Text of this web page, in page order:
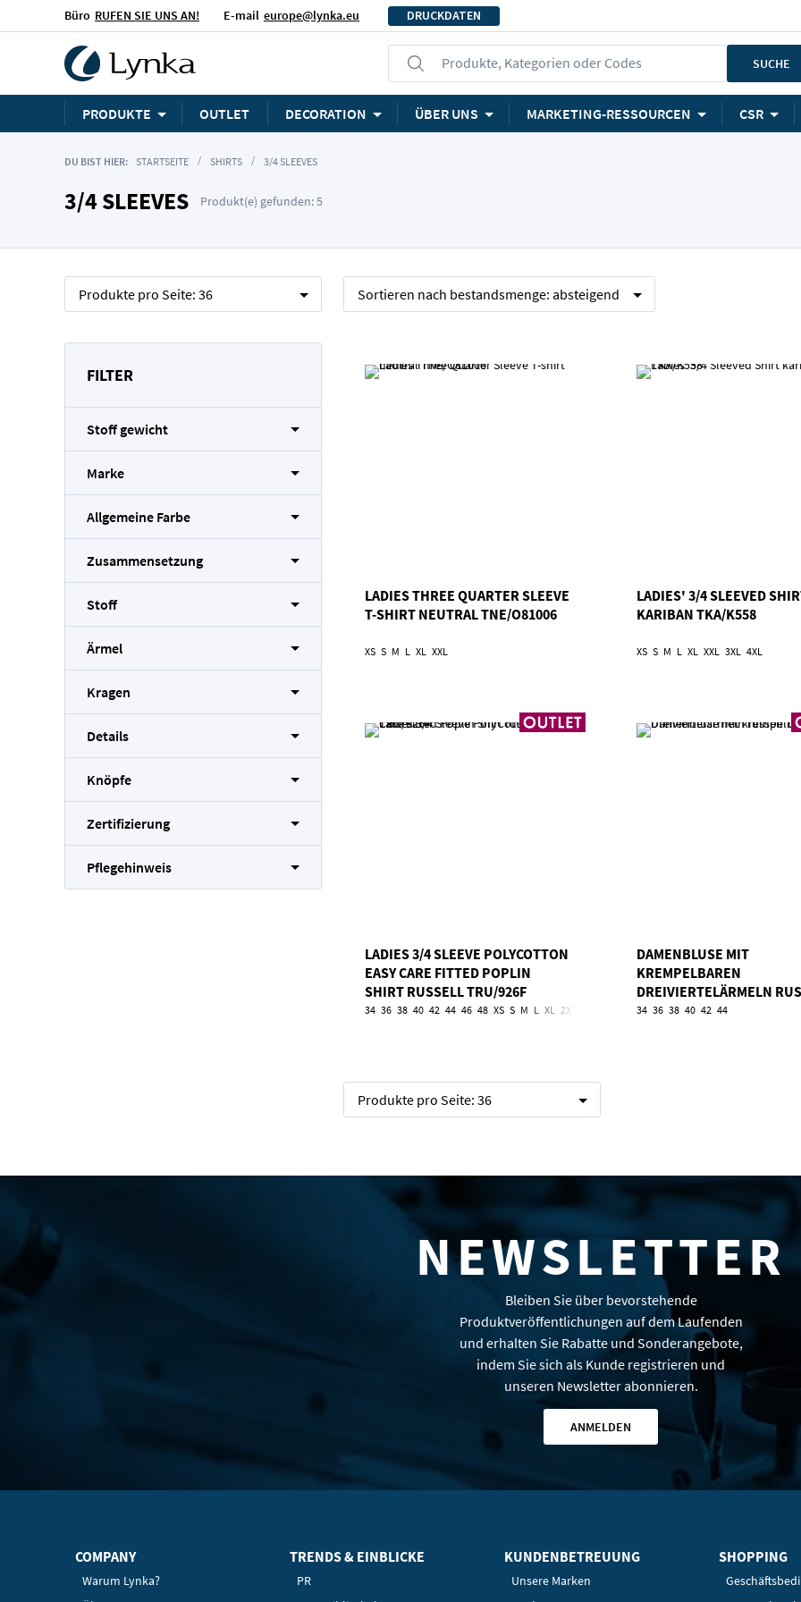
Büro RUFEN SIE UNS AN! E-mail europe@lynka.eu DRUCKDATEN
Produkte, Kategorien oder Codes SUCHE
PRODUKTE OUTLET DECORATION ÜBER UNS MARKETING-RESSOURCEN CSR
DU BIST HIER: STARTSEITE SHIRTS 3/4 SLEEVES
3/4 SLEEVES Produkt(e) gefunden: 5
Produkte pro Seite: 36 Sortieren nach bestandsmenge: absteigend
LADIES THREE QUARTER SLEEVE
T-SHIRT NEUTRAL TNE/O81006
XS S M L XL XXL
LADIES' 3/4 SLEEVED
KARIBAN TKA/K558
XS S M L XL XXL 3XL 4XL
LADIES 3/4 SLEEVE POLYCOTTON
EASY CARE FITTED POPLIN
SHIRT RUSSELL TRU/926F
34 36 38 40 42 44 46 48 XS S M L XL 2XL
DAMENBLUSE MIT
KREMPELBAREN
DREIVIERTELÄRMELN
TRU/918F
34 36 38 40 42 44
Produkte pro Seite: 36
FILTER
Stoff gewicht
Marke
Allgemeine Farbe
Zusammensetzung
Stoff
Ärmel
Kragen
Details
Knöpfe
Zertifizierung
Pflegehinweis
NEWSLETTER
Bleiben Sie über bevorstehende
Produktveröffentlichungen auf dem Laufenden
und erhalten Sie Rabatte und Sonderangebote,
indem Sie sich als Kunde registrieren und
unseren Newsletter abonnieren.
ANMELDEN
COMPANY
Warum Lynka?
TRENDS & EINBLICKE
PR
KUNDENBETREUUNG
Unsere Marken
SHOPPING